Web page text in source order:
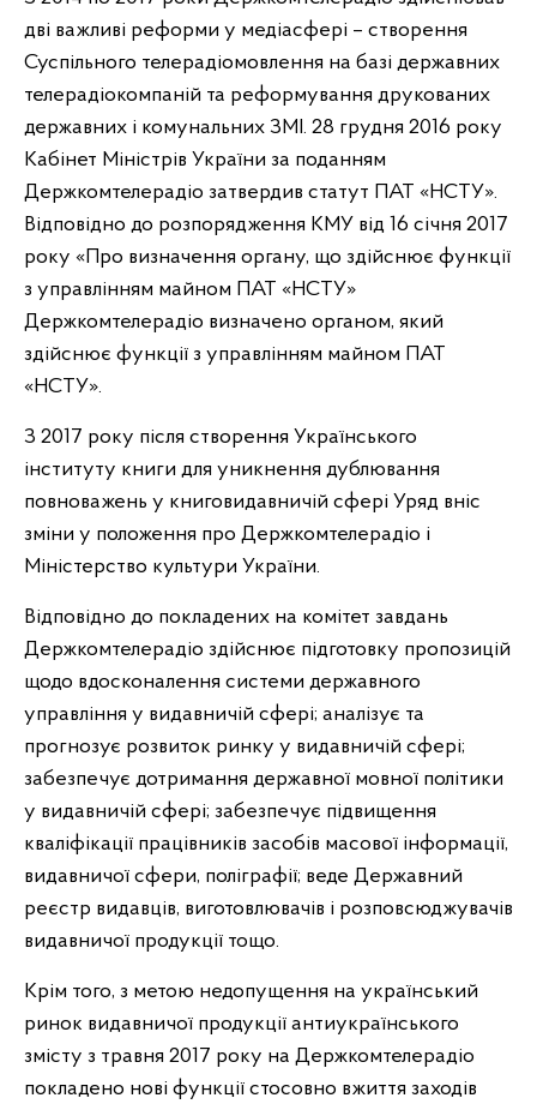
дві важливі реформи у медіасфері – створення
Суспільного телерадіомовлення на базі державних
телерадіокомпаній та реформування друкованих
державних і комунальних ЗМІ. 28 грудня 2016 року
Кабінет Міністрів України за поданням
Держкомтелерадіо затвердив статут ПАТ «НСТУ».
Відповідно до розпорядження КМУ від 16 січня 2017
року «Про визначення органу, що здійснює функції
з управлінням майном ПАТ «НСТУ»
Держкомтелерадіо визначено органом, який
здійснює функції з управлінням майном ПАТ
«НСТУ».
З 2017 року після створення Українського
інституту книги для уникнення дублювання
повноважень у книговидавничій сфері Уряд вніс
зміни у положення про Держкомтелерадіо і
Міністерство культури України.
Відповідно до покладених на комітет завдань
Держкомтелерадіо здійснює підготовку пропозицій
щодо вдосконалення системи державного
управління у видавничій сфері; аналізує та
прогнозує розвиток ринку у видавничій сфері;
забезпечує дотримання державної мовної політики
у видавничій сфері; забезпечує підвищення
кваліфікації працівників засобів масової інформації,
видавничої сфери, поліграфії; веде Державний
реєстр видавців, виготовлювачів і розповсюджувачів
видавничої продукції тощо.
Крім того, з метою недопущення на український
ринок видавничої продукції антиукраїнського
змісту з травня 2017 року на Держкомтелерадіо
покладено нові функції стосовно вжиття заходів